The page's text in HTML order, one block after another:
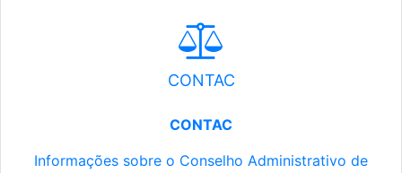
CONTAC
CONTAC
Informações sobre o Conselho Administrativo de